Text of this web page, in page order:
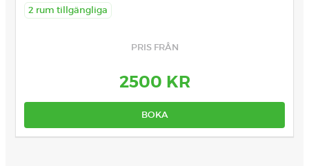
2 rum tillgängliga
PRIS FRÅN
2500 KR
BOKA